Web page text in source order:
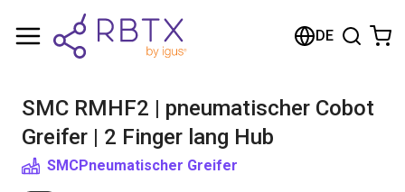
DE
SMC RMHF2 | pneumatischer Cobot
Greifer | 2 Finger lang Hub
SMCPneumatischer Greifer
Warenkorb
Im Shop stöbern